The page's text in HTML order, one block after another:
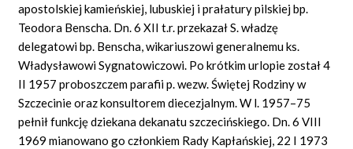
apostolskiej kamieńskiej, lubuskiej i prałatury pilskiej bp.
Teodora Benscha. Dn. 6 XII t.r. przekazał S. władzę
delegatowi bp. Benscha, wikariuszowi generalnemu ks.
Władysławowi Sygnatowiczowi. Po krótkim urlopie został 4
II 1957 proboszczem parafii p. wezw. Świętej Rodziny w
Szczecinie oraz konsultorem diecezjalnym. W l. 1957–75
pełnił funkcję dziekana dekanatu szczecińskiego. Dn. 6 VIII
1969 mianowano go członkiem Rady Kapłańskiej, 22 I 1973